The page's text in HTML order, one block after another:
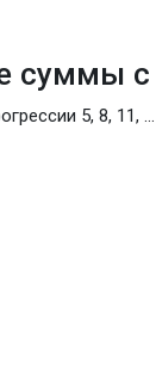
суммы
5, 8, 11,